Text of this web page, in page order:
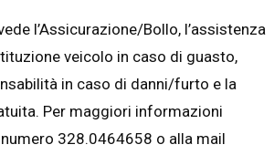
l’Assicurazione/Bollo, l’assistenza
veicolo in caso di guasto,
in caso di danni/furto e la
Per maggiori informazioni
328.0464658 o alla mail